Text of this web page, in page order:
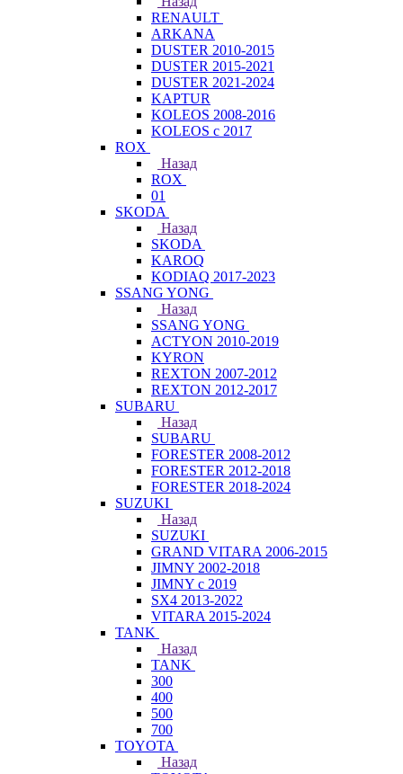
RENAULT
ARKANA
DUSTER 2010-2015
DUSTER 2015-2021
DUSTER 2021-2024
KAPTUR
KOLEOS 2008-2016
KOLEOS с 2017
ROX
Назад
ROX
01
SKODA
Назад
SKODA
KAROQ
KODIAQ 2017-2023
SSANG YONG
Назад
SSANG YONG
ACTYON 2010-2019
KYRON
REXTON 2007-2012
REXTON 2012-2017
SUBARU
Назад
SUBARU
FORESTER 2008-2012
FORESTER 2012-2018
FORESTER 2018-2024
SUZUKI
Назад
SUZUKI
GRAND VITARA 2006-2015
JIMNY 2002-2018
JIMNY с 2019
SX4 2013-2022
VITARA 2015-2024
TANK
Назад
TANK
300
400
500
700
TOYOTA
Назад